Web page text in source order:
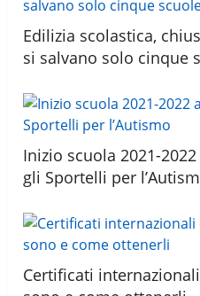
Edilizia scolastica,
si salvano solo cinque
Inizio scuola 2021-
gli Sportelli per
Certificati